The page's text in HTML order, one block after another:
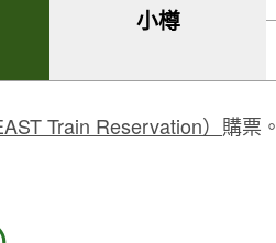
小樽
Train Reservation） 購票。